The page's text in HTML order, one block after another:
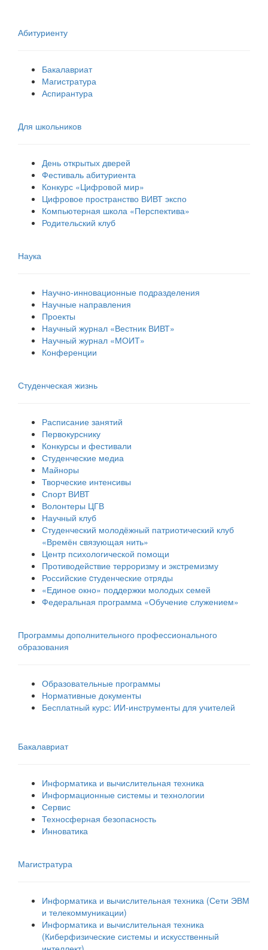
Абитуриенту
Бакалавриат
Магистратура
Аспирантура
Для школьников
День открытых дверей
Фестиваль абитуриента
Конкурс «Цифровой мир»
Цифровое пространство ВИВТ экспо
Компьютерная школа «Перспектива»
Родительский клуб
Наука
Научно-инновационные подразделения
Научные направления
Проекты
Научный журнал «Вестник ВИВТ»
Научный журнал «МОИТ»
Конференции
Студенческая жизнь
Расписание занятий
Первокурснику
Конкурсы и фестивали
Студенческие медиа
Майноры
Творческие интенсивы
Спорт ВИВТ
Волонтеры ЦГВ
Научный клуб
Студенческий молодёжный патриотический клуб
«Времён связующая нить»
Центр психологической помощи
Противодействие терроризму и экстремизму
Российские cтуденческие отряды
«Единое окно» поддержки молодых семей
Федеральная программа «Обучение служением»
Программы дополнительного профессионального
образования
Образовательные программы
Нормативные документы
Бесплатный курс: ИИ‑инструменты для учителей
Бакалавриат
Информатика и вычислительная техника
Информационные системы и технологии
Сервис
Техносферная безопасность
Инноватика
Магистратура
Информатика и вычислительная техника (Сети ЭВМ
и телекоммуникации)
Информатика и вычислительная техника
(Киберфизические системы и искусственный